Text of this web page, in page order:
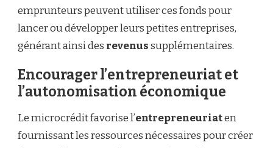
emprunteurs peuvent utiliser ces fonds pour
lancer ou développer leurs petites entreprises,
générant ainsi des revenussupplémentaires.
Encourager l’entrepreneuriat et
l’autonomisation économique
Le microcrédit favorise l’entrepreneuriaten
fournissant les ressources nécessaires pour créer